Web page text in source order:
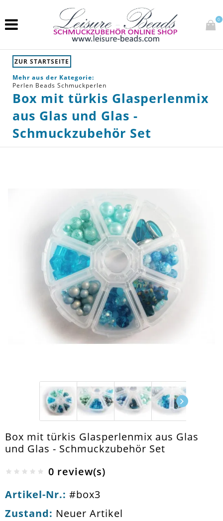
0
ZUR STARTSEITE
Mehr aus der Kategorie:
Perlen Beads Schmuckperlen
Box mit türkis Glasperlenmix
aus Glas und Glas -
Schmuckzubehör Set
Box mit türkis Glasperlenmix aus Glas
und Glas - Schmuckzubehör Set
0 review(s)
Artikel-Nr.: #box3
Zustand: Neuer Artikel